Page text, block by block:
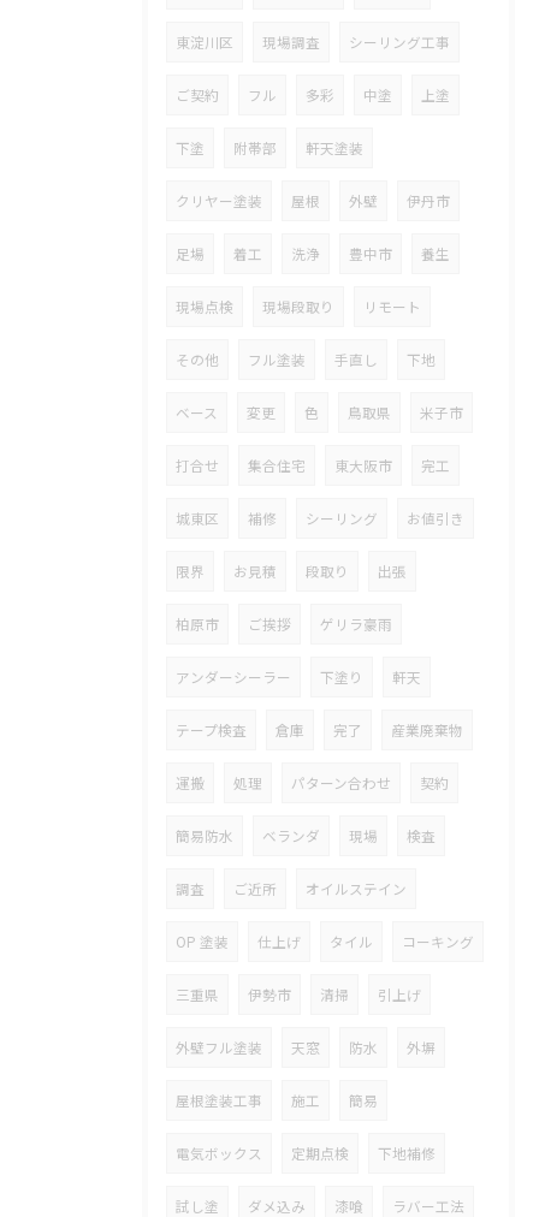
東淀川区 現場調査 シーリング工事
ご契約 フル 多彩 中塗 上塗
下塗 附帯部 軒天塗装
クリヤー塗装 屋根 外壁 伊丹市
足場 着工 洗浄 豊中市 養生
現場点検 現場段取り リモート
その他 フル塗装 手直し 下地
ベース 変更 色 鳥取県 米子市
打合せ 集合住宅 東大阪市 完工
城東区 補修 シーリング お値引き
限界 お見積 段取り 出張
柏原市 ご挨拶 ゲリラ豪雨
アンダーシーラー 下塗り 軒天
テープ検査 倉庫 完了 産業廃棄物
運搬 処理 パターン合わせ 契約
簡易防水 ベランダ 現場 検査
調査 ご近所 オイルステイン
OP 塗装 仕上げ タイル コーキング
三重県 伊勢市 清掃 引上げ
外壁フル塗装 天窓 防水 外塀
屋根塗装工事 施工 簡易
電気ボックス 定期点検 下地補修
試し塗 ダメ込み 漆喰 ラバー工法